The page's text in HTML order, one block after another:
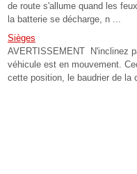
de route s'allume quand les
la batterie se décharge, n ...
Sièges
AVERTISSEMENT N'inclinez
véhicule est en mouvement.
cette position, le baudrier de la